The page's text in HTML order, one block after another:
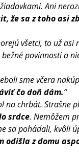
Ani
že sa z toho asi
všetci, to už asi
povinnosti a
sme včera
čo doň dám.“
na chrbát. Strašne
srdce. Nemôžem
sa pohádali, kvôli
odišla z domu